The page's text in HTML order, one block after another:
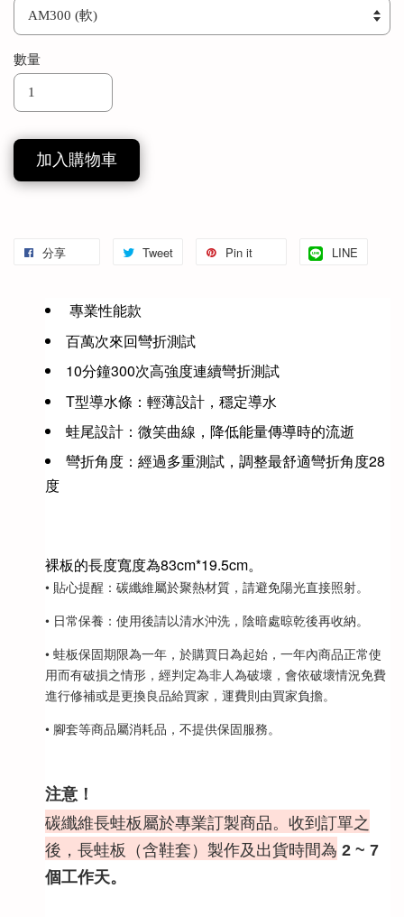
數量
加入購物車
分享 Tweet Pin it LINE
專業性能款
百萬次來回彎折測試
10分鐘300次高強度連續彎折測試
T型導水條：輕薄設計，穩定導水
蛙尾設計：微笑曲線，降低能量傳導時的流逝
彎折角度：經過多重測試，調整最舒適彎折角度28
度
裸板的長度寬度為83cm*19.5cm。
• 貼心提醒：碳纖維屬於聚熱材質，請避免陽光直接照射。
• 日常保養：使用後請以清水沖洗，陰暗處晾乾後再收納。
• 蛙板保固期限為一年，於購買日為起始，一年內商品正常使
用而有破損之情形，經判定為非人為破壞，會依破壞情況免費
進行修補或是更換良品給買家，運費則由買家負擔。
• 腳套等商品屬消耗品，不提供保固服務。
注意！
碳纖維長蛙板屬於專業訂製商品。收到訂單之
後，長蛙板（含鞋套）製作及出貨時間為 2 ~ 7
個工作天。